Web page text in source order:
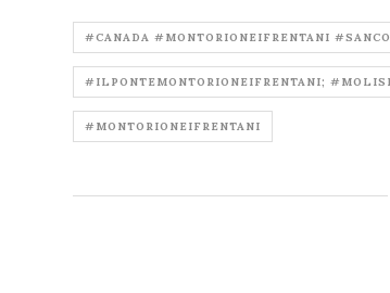
#CANADA #MONTORIONEIFRENTANI
#ILPONTEMONTORIONEIFRENTANI;
#MONTORIONEIFRENTANI